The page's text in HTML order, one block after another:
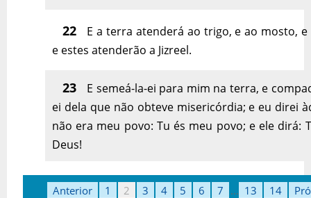
22
E a terra atenderá ao trigo, e ao mosto, e
e estes atenderão a Jizreel.
23
E semeá-la-ei para mim na terra, e
ei dela que não obteve misericórdia; e eu direi
não era meu povo: Tu és meu povo; e ele dirá:
Deus!
Anterior 1 2 3 4 5 6 7 ... 13 14